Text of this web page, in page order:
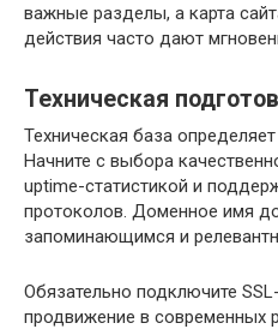
важные разделы, а карта
действия часто дают
Техническая
Техническая база
Начните с выбора
uptime-статистикой и
протоколов. Доменное имя
запоминающимся и
Обязательно подключите
продвижение в современных